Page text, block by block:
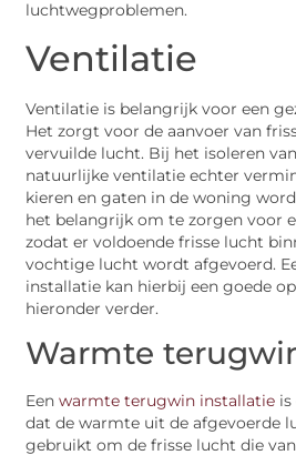
luchtwegproblemen.
Ventilatie
Ventilatie is belangrijk voor een
Het zorgt voor de aanvoer van
vervuilde lucht. Bij het isoleren
natuurlijke ventilatie echter
kieren en gaten in de woning
het belangrijk om te zorgen voor
zodat er voldoende frisse lucht
vochtige lucht wordt afgevoerd.
installatie kan hierbij een goede
hieronder verder.
Warmte
Eenwarmte terugwin installatie is
dat de warmte uit de afgevoerde
gebruikt om de frisse lucht die